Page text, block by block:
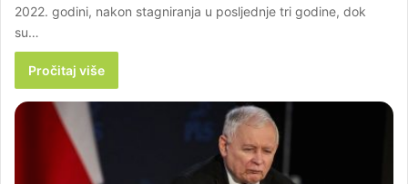
2022. godini, nakon stagniranja u posljednje tri godine, dok
su…
Pročitaj više